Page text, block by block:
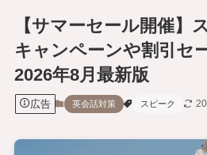
【サマーセール開催】
キャンペーンや割引セ
2026年8月最新版
広告 英会話対策 スピーク